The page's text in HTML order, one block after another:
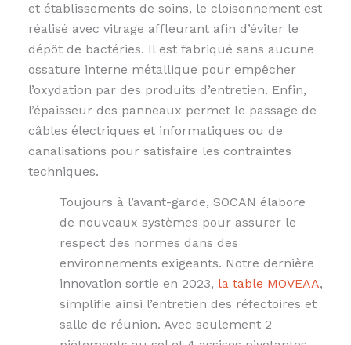
et établissements de soins, le cloisonnement est
réalisé avec vitrage affleurant afin d’éviter le
dépôt de bactéries. Il est fabriqué sans aucune
ossature interne métallique pour empêcher
l’oxydation par des produits d’entretien. Enfin,
l’épaisseur des panneaux permet le passage de
câbles électriques et informatiques ou de
canalisations pour satisfaire les contraintes
techniques.
Toujours à l’avant-garde, SOCAN élabore
de nouveaux systèmes pour assurer le
respect des normes dans des
environnements exigeants. Notre dernière
innovation sortie en 2023, la table MOVEAA,
simplifie ainsi l’entretien des réfectoires et
salle de réunion. Avec seulement 2